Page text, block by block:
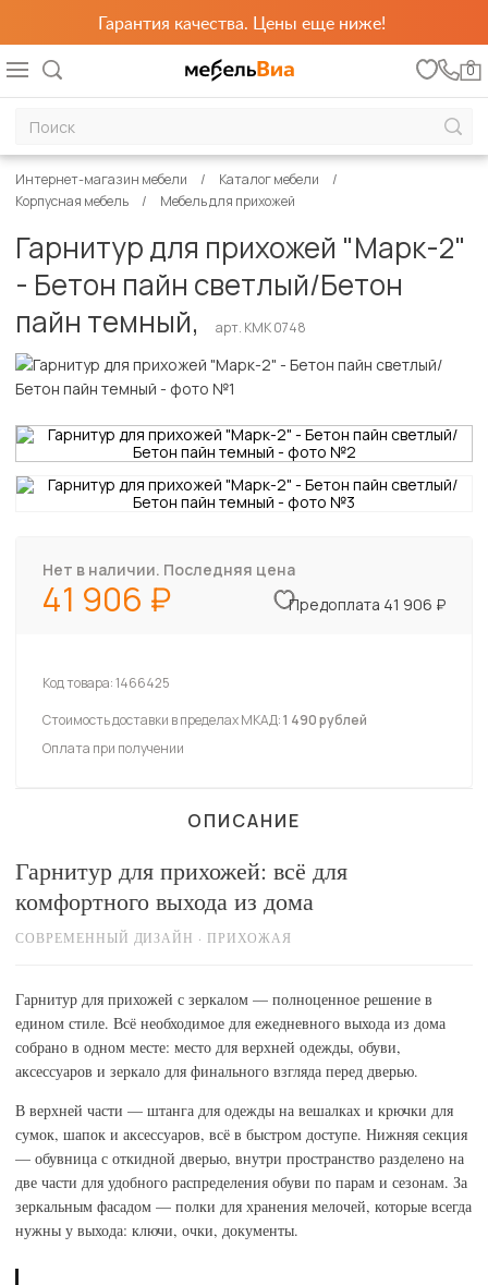
Гарантия качества. Цены еще ниже!
0
Интернет-магазин мебели
Каталог мебели
Корпусная мебель
Мебель для прихожей
Гарнитур для прихожей "Марк-2"
- Бетон пайн светлый/Бетон
пайн темный,
арт. КМК 0748
Нет в наличии. Последняя цена
41 906 Предоплата 41 906 ₽
Код товара:1466425
Стоимость доставки в пределах МКАД:1 490 рублей
Оплата при получении
ОПИСАНИЕ
Гарнитур для прихожей: всё для
комфортного выхода из дома
СОВРЕМЕННЫЙ ДИЗАЙН · ПРИХОЖАЯ
Гарнитур для прихожей с зеркалом — полноценное решение в
едином стиле. Всё необходимое для ежедневного выхода из дома
собрано в одном месте: место для верхней одежды, обуви,
аксессуаров и зеркало для финального взгляда перед дверью.
В верхней части — штанга для одежды на вешалках и крючки для
сумок, шапок и аксессуаров, всё в быстром доступе. Нижняя секция
— обувница с откидной дверью, внутри пространство разделено на
две части для удобного распределения обуви по парам и сезонам. За
зеркальным фасадом — полки для хранения мелочей, которые всегда
нужны у выхода: ключи, очки, документы.